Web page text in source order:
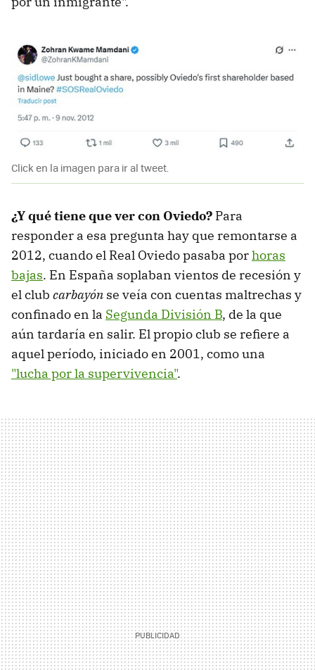
Click en la imagen para ir al tweet.
¿Y qué tiene que ver con Oviedo? Para
responder a esa pregunta hay que remontarse a
2012, cuando el Real Oviedo pasaba porhoras
bajas. En España soplaban vientos de recesión y
el club carbayón se veía con cuentas maltrechas y
confinado en la Segunda División B, de la que
aún tardaría en salir. El propio club se refiere a
aquel período, iniciado en 2001, como una
"lucha por la supervivencia".